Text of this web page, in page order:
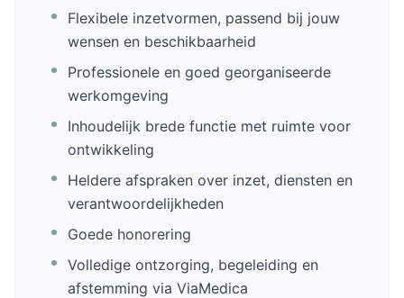
Flexibele inzetvormen, passend bij jouw
wensen en beschikbaarheid
Professionele en goed georganiseerde
werkomgeving
Inhoudelijk brede functie met ruimte voor
ontwikkeling
Heldere afspraken over inzet, diensten en
verantwoordelijkheden
Goede honorering
Volledige ontzorging, begeleiding en
afstemming via ViaMedica